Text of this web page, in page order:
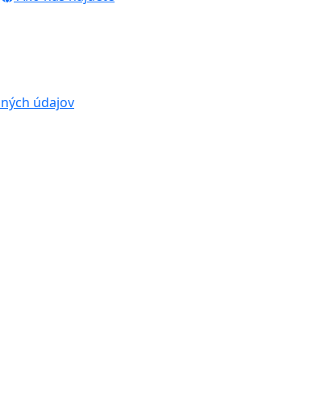
údajov